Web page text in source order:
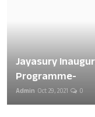
Jayasury
Programme-
Admin Oct 29, 2021 0